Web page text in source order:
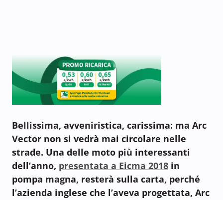
Bellissima, avveniristica, carissima: ma Arc
Vector non si vedrà mai circolare nelle
strade. Una delle moto più interessanti
dell’anno, presentata a Eicma 2018 in
pompa magna, resterà sulla carta, perché
l’azienda inglese che l’aveva progettata, Arc